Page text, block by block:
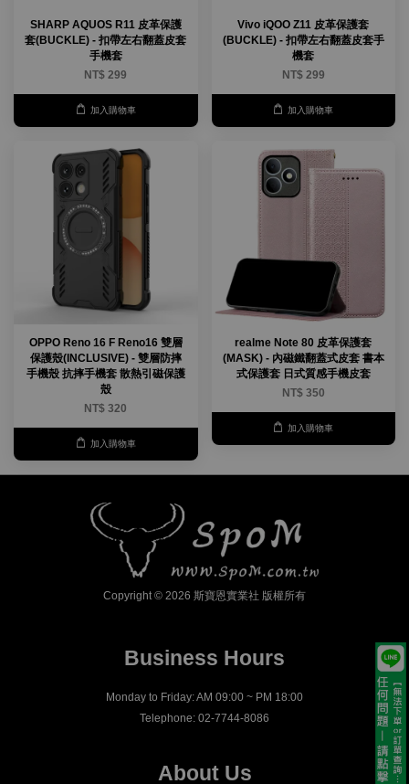
SHARP AQUOS R11 皮革保護
套(BUCKLE) - 扣帶左右翻蓋皮套
手機套
NT$ 299
加入購物車
Vivo iQOO Z11 皮革保護套
(BUCKLE) - 扣帶左右翻蓋皮套手
機套
NT$ 299
加入購物車
OPPO Reno 16 F Reno16 雙層
保護殼(INCLUSIVE) - 雙層防摔
手機殼 抗摔手機套 散熱引磁保護
殼
NT$ 320
加入購物車
realme Note 80 皮革保護套
(MASK) - 內磁鐵翻蓋式皮套 書本
式保護套 日式質感手機皮套
NT$ 350
加入購物車
Copyright © 2026 斯寶恩實業社 版權所有
Business Hours
Monday to Friday: AM 09:00 ~ PM 18:00
Telephone: 02-7744-8086
About Us